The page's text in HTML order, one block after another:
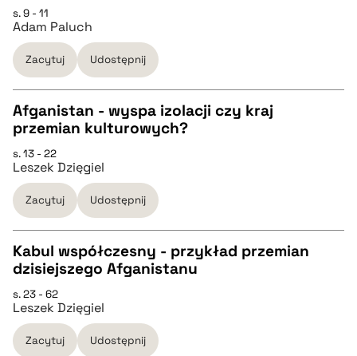
s. 9 - 11
Adam Paluch
Zacytuj Udostępnij
pobierz cytat
BIBTEX
pobierz cytat
Afganistan - wyspa izolacji czy kraj
przemian kulturowych?
s. 13 - 22
Leszek Dzięgiel
Zacytuj Udostępnij
CZYSTY TEKST
pobierz cytat
Kabul współczesny - przykład przemian
dzisiejszego Afganistanu
s. 23 - 62
Leszek Dzięgiel
Zacytuj Udostępnij